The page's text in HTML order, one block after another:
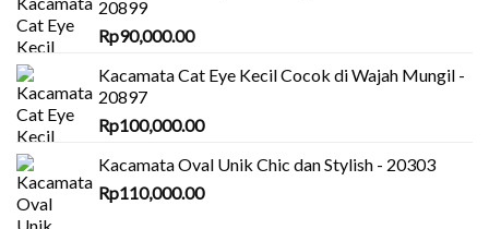
20899
Rp90,000.00
Kacamata Cat Eye Kecil Cocok di Wajah Mungil -
20897
Rp100,000.00
Kacamata Oval Unik Chic dan Stylish - 20303
Rp110,000.00